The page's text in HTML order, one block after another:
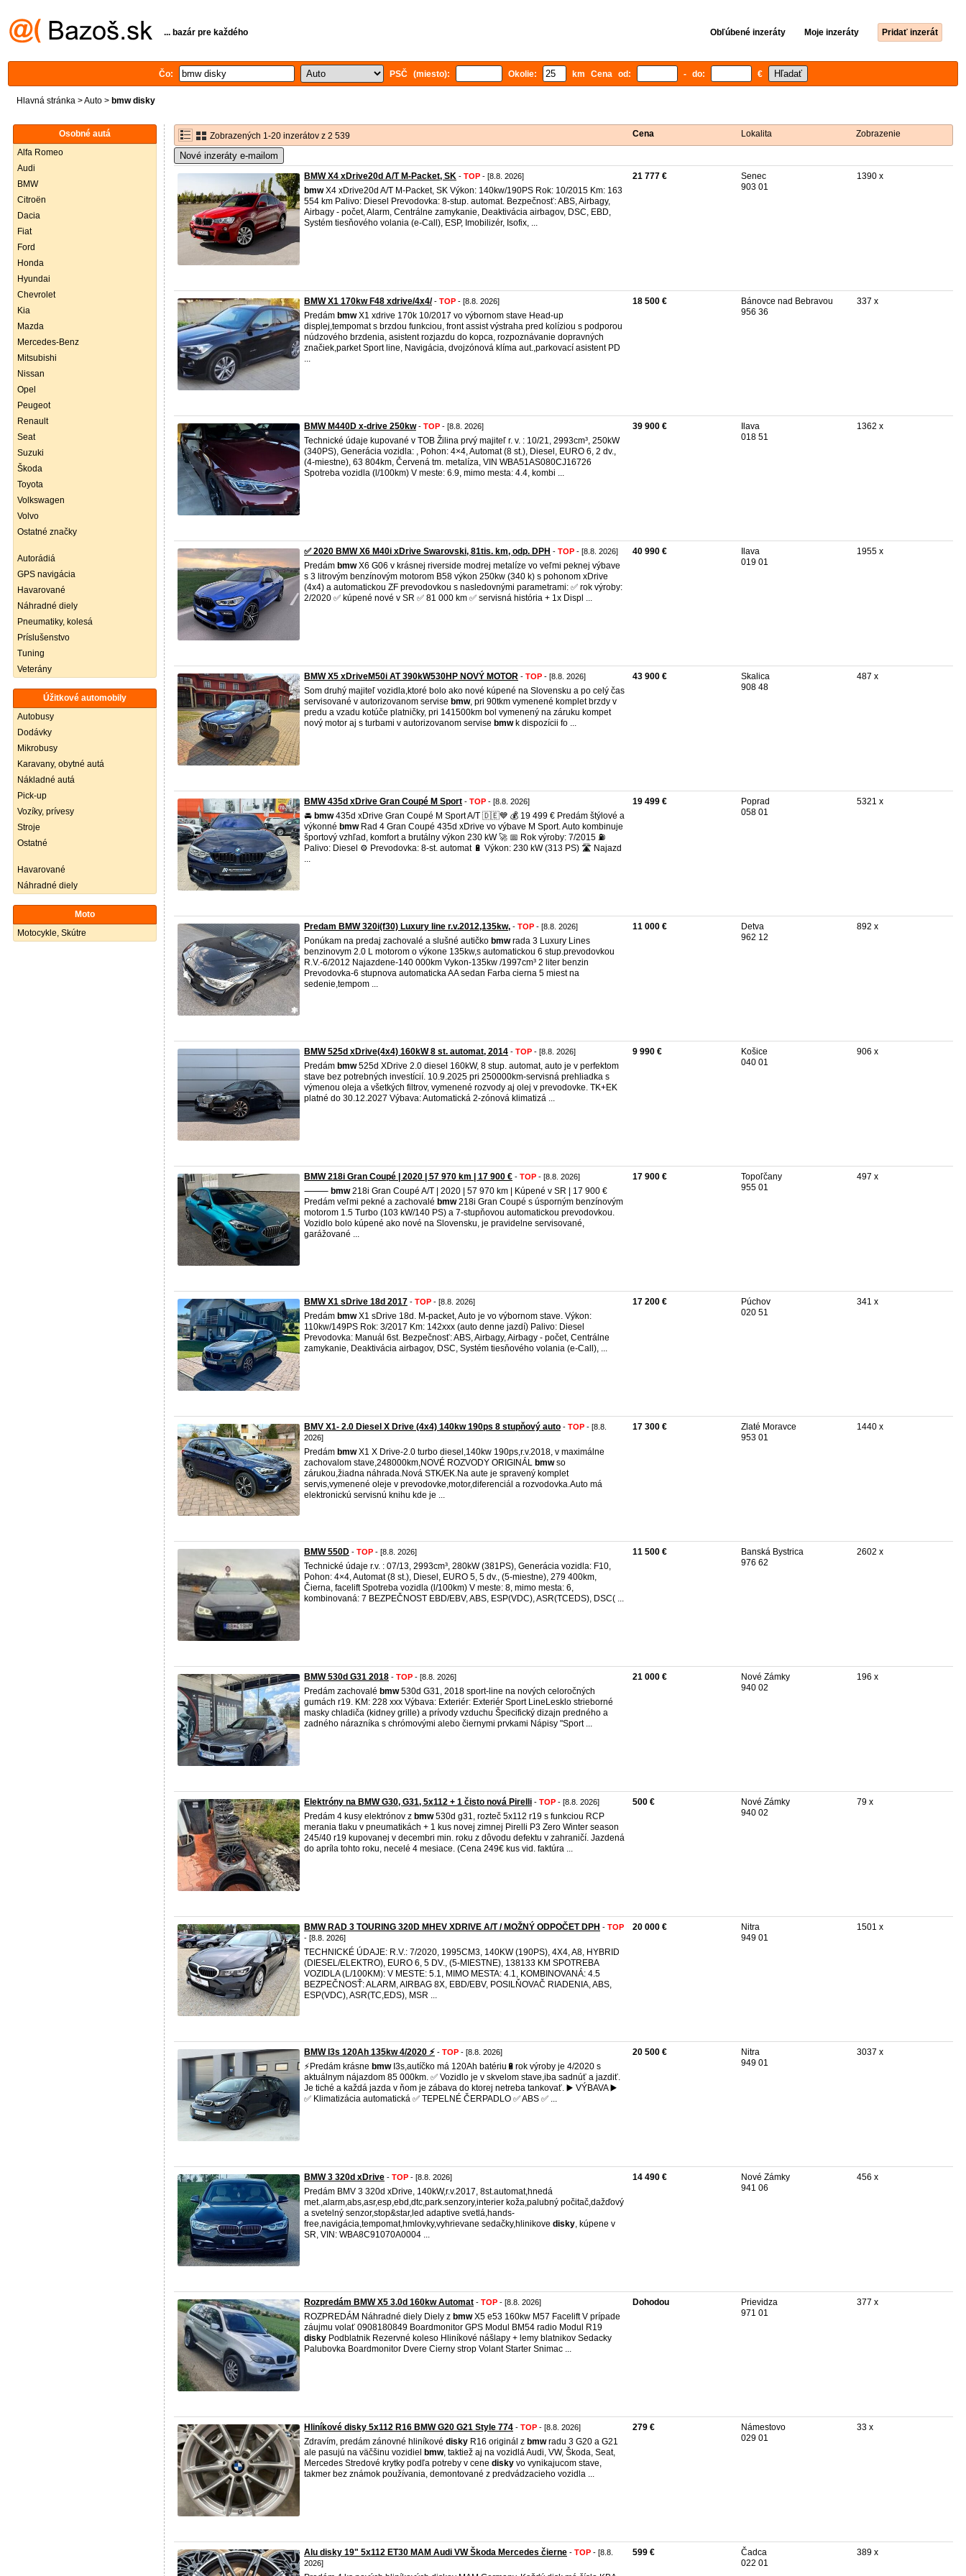
... bazár pre každého Obľúbené inzeráty Moje inzeráty Pridať inzerát
Čo: PSČ (miesto): Okolie: km Cena od: - do: €
Hlavná stránka >Auto > bmw disky
Osobné autá
Alfa Romeo
Audi
BMW
Citroën
Dacia
Fiat
Ford
Honda
Hyundai
Chevrolet
Kia
Mazda
Mercedes-Benz
Mitsubishi
Nissan
Opel
Peugeot
Renault
Seat
Suzuki
Škoda
Toyota
Volkswagen
Volvo
Ostatné značky
Autorádiá
GPS navigácia
Havarované
Náhradné diely
Pneumatiky, kolesá
Príslušenstvo
Tuning
Veterány
Úžitkové automobily
Autobusy
Dodávky
Mikrobusy
Karavany, obytné autá
Nákladné autá
Pick-up
Vozíky, prívesy
Stroje
Ostatné
Havarované
Náhradné diely
Moto
Motocykle, Skútre
Zobrazených 1-20 inzerátov z 2 539 Cena Lokalita Zobrazenie
Nové inzeráty e-mailom
BMW X4 xDrive20d A/T M-Packet, SK - TOP - [8.8. 2026]
bmwX4 xDrive20d A/T M-Packet, SK Výkon: 140kw/190PS Rok: 10/2015 Km: 163
554 km Palivo: Diesel Prevodovka: 8-stup. automat. Bezpečnosť: ABS, Airbagy,
Airbagy - počet, Alarm, Centrálne zamykanie, Deaktivácia airbagov, DSC, EBD,
Systém tiesňového volania (e-Call), ESP, Imobilizér, Isofix, ...
21 777 €
Senec
903 01
1390 x
BMW X1 170kw F48 xdrive/4x4/- TOP - [8.8. 2026]
Predám bmwX1 xdrive 170k 10/2017 vo výbornom stave Head-up
displej,tempomat s brzdou funkciou, front assist výstraha pred kolíziou s podporou
núdzového brzdenia, asistent rozjazdu do kopca, rozpoznávanie dopravných
značiek,parket Sport line, Navigácia, dvojzónová klíma aut.,parkovací asistent PD
...
18 500 €
Bánovce nad Bebravou
956 36
337 x
BMW M440D x-drive 250kw- TOP - [8.8. 2026]
Technické údaje kupované v TOB Žilina prvý majiteľ r. v. : 10/21, 2993cm³, 250kW
(340PS), Generácia vozidla: , Pohon: 4×4, Automat (8 st.), Diesel, EURO 6, 2 dv.,
(4-miestne), 63 804km, Červená tm. metalíza, VIN WBA51AS080CJ16726
Spotreba vozidla (l/100km) V meste: 6.9, mimo mesta: 4.4, kombi ...
39 900 €
Ilava
018 51
1362 x
✅ 2020 BMW X6 M40i xDrive Swarovski, 81tis. km, odp. DPH - TOP - [8.8. 2026]
Predám bmwX6 G06 v krásnej riverside modrej metalíze vo veľmi peknej výbave
s 3 litrovým benzínovým motorom B58 výkon 250kw (340 k) s pohonom xDrive
(4x4) a automatickou ZF prevodovkou s nasledovnými parametrami: ✅ rok výroby:
2/2020 ✅ kúpené nové v SR ✅ 81 000 km ✅ servisná história + 1x Displ ...
40 990 €
Ilava
019 01
1955 x
BMW X5 xDriveM50i AT 390kW530HP NOVÝ MOTOR - TOP - [8.8. 2026]
Som druhý majiteľ vozidla,ktoré bolo ako nové kúpené na Slovensku a po celý čas
servisované v autorizovanom servise bmw, pri 90tkm vymenené komplet brzdy v
predu a vzadu kotúče platničky, pri 141500km bol vymenený na záruku kompet
nový motor aj s turbami v autorizovanom servise bmwk dispozícii fo ...
43 900 €
Skalica
908 48
487 x
BMW 435d xDrive Gran Coupé M Sport - TOP - [8.8. 2026]
🚘 bmw435d xDrive Gran Coupé M Sport A/T 🇩🇪💙 💰 19 499 € Predám štýlové a
výkonné bmwRad 4 Gran Coupé 435d xDrive vo výbave M Sport. Auto kombinuje
športový vzhľad, komfort a brutálny výkon 230 kW 🚀 📅 Rok výroby: 7/2015 ⛽
Palivo: Diesel ⚙️ Prevodovka: 8-st. automat 🔋 Výkon: 230 kW (313 PS) 🛣️ Najazd
...
19 499 €
Poprad
058 01
5321 x
Predam BMW 320i(f30) Luxury line r.v.2012,135kw, - TOP - [8.8. 2026]
Ponúkam na predaj zachovalé a slušné autičko bmwrada 3 Luxury Lines
benzinovym 2.0 L motorom o výkone 135kw,s automatickou 6 stup.prevodovkou
R.V.-6/2012 Najazdene-140 000km Vykon-135kw /1997cm³ 2 liter benzin
Prevodovka-6 stupnova automaticka AA sedan Farba cierna 5 miest na
sedenie,tempom ...
11 000 €
Detva
962 12
892 x
BMW 525d xDrive(4x4) 160kW 8 st. automat, 2014 - TOP - [8.8. 2026]
Predám bmw525d XDrive 2.0 diesel 160kW, 8 stup. automat, auto je v perfektom
stave bez potrebných investícií. 10.9.2025 pri 250000km-servisná prehliadka s
výmenou oleja a všetkých filtrov, vymenené rozvody aj olej v prevodovke. TK+EK
platné do 30.12.2027 Výbava: Automatická 2-zónová klimatizá ...
9 990 €
Košice
040 01
906 x
BMW 218i Gran Coupé | 2020 | 57 970 km | 17 900 € - TOP - [8.8. 2026]
⸻ bmw218i Gran Coupé A/T | 2020 | 57 970 km | Kúpené v SR | 17 900 €
Predám veľmi pekné a zachovalé bmw218i Gran Coupé s úsporným benzínovým
motorom 1.5 Turbo (103 kW/140 PS) a 7-stupňovou automatickou prevodovkou.
Vozidlo bolo kúpené ako nové na Slovensku, je pravidelne servisované,
garážované ...
17 900 €
Topoľčany
955 01
497 x
BMW X1 sDrive 18d 2017 - TOP - [8.8. 2026]
Predám bmwX1 sDrive 18d. M-packet, Auto je vo výbornom stave. Výkon:
110kw/149PS Rok: 3/2017 Km: 142xxx (auto denne jazdí) Palivo: Diesel
Prevodovka: Manuál 6st. Bezpečnosť: ABS, Airbagy, Airbagy - počet, Centrálne
zamykanie, Deaktivácia airbagov, DSC, Systém tiesňového volania (e-Call), ...
17 200 €
Púchov
020 51
341 x
BMV X1- 2.0 Diesel X Drive (4x4) 140kw 190ps 8 stupňový auto - TOP - [8.8.
2026]
Predám bmwX1 X Drive-2.0 turbo diesel,140kw 190ps,r.v.2018, v maximálne
zachovalom stave,248000km,NOVÉ ROZVODY ORIGINÁL bmwso
zárukou,žiadna náhrada.Nová STK/EK.Na aute je spravený komplet
servis,vymenené oleje v prevodovke,motor,diferenciál a rozvodovka.Auto má
elektronickú servisnú knihu kde je ...
17 300 €
Zlaté Moravce
953 01
1440 x
BMW 550D - TOP - [8.8. 2026]
Technické údaje r.v. : 07/13, 2993cm³, 280kW (381PS), Generácia vozidla: F10,
Pohon: 4×4, Automat (8 st.), Diesel, EURO 5, 5 dv., (5-miestne), 279 400km,
Čierna, facelift Spotreba vozidla (l/100km) V meste: 8, mimo mesta: 6,
kombinovaná: 7 BEZPEČNOST EBD/EBV, ABS, ESP(VDC), ASR(TCEDS), DSC( ...
11 500 €
Banská Bystrica
976 62
2602 x
BMW 530d G31 2018 - TOP - [8.8. 2026]
Predám zachovalé bmw530d G31, 2018 sport-line na nových celoročných
gumách r19. KM: 228 xxx Výbava: Exteriér: Exteriér Sport LineLesklo strieborné
masky chladiča (kidney grille) a prívody vzduchu Špecifický dizajn predného a
zadného nárazníka s chrómovými alebo čiernymi prvkami Nápisy "Sport ...
21 000 €
Nové Zámky
940 02
196 x
Elektróny na BMW G30, G31, 5x112 + 1 čisto nová Pirelli - TOP - [8.8. 2026]
Predám 4 kusy elektrónov z bmw530d g31, rozteč 5x112 r19 s funkciou RCP
merania tlaku v pneumatikách + 1 kus novej zimnej Pirelli P3 Zero Winter season
245/40 r19 kupovanej v decembri min. roku z dôvodu defektu v zahraničí. Jazdená
do apríla tohto roku, necelé 4 mesiace. (Cena 249€ kus vid. faktúra ...
500 €
Nové Zámky
940 02
79 x
BMW RAD 3 TOURING 320D MHEV XDRIVE A/T / MOŽNÝ ODPOČET DPH - TOP
- [8.8. 2026]
TECHNICKÉ ÚDAJE: R.V.: 7/2020, 1995CM3, 140KW (190PS), 4X4, A8, HYBRID
(DIESEL/ELEKTRO), EURO 6, 5 DV., (5-MIESTNE), 138133 KM SPOTREBA
VOZIDLA (L/100KM): V MESTE: 5.1, MIMO MESTA: 4.1, KOMBINOVANÁ: 4.5
BEZPEČNOSŤ: ALARM, AIRBAG 8X, EBD/EBV, POSILŇOVAČ RIADENIA, ABS,
ESP(VDC), ASR(TC,EDS), MSR ...
20 000 €
Nitra
949 01
1501 x
BMW I3s 120Ah 135kw 4/2020 ⚡ - TOP - [8.8. 2026]
⚡Predám krásne bmwI3s,autíčko má 120Ah batériu🔋rok výroby je 4/2020 s
aktuálnym nájazdom 85 000km. ✅ Vozidlo je v skvelom stave,iba sadnúť a jazdiť.
Je tiché a každá jazda v ňom je zábava do ktorej netreba tankovať. ▶️ VÝBAVA ▶️
✅️ Klimatizácia automatická ✅️ TEPELNÉ ČERPADLO ✅️ ABS ✅️ ...
20 500 €
Nitra
949 01
3037 x
BMW 3 320d xDrive - TOP - [8.8. 2026]
Predám BMV 3 320d xDrive, 140kW,r.v.2017, 8st.automat,hnedá
met.,alarm,abs,asr,esp,ebd,dtc,park.senzory,interier koža,palubný počitač,dažďový
a svetelný senzor,stop&star,led adaptive svetlá,hands-
free,navigácia,tempomat,hmlovky,vyhrievane sedačky,hlinikove disky, kúpene v
SR, VIN: WBA8C91070A0004 ...
14 490 €
Nové Zámky
941 06
456 x
Rozpredám BMW X5 3.0d 160kw Automat - TOP - [8.8. 2026]
ROZPREDÁM Náhradné diely Diely z bmwX5 e53 160kw M57 Facelift V prípade
záujmu volať 0908180849 Boardmonitor GPS Modul BM54 radio Modul R19
disky Podblatnik Rezervné koleso Hliníkové nášlapy + lemy blatnikov Sedacky
Palubovka Boardmonitor Dvere Cierny strop Volant Starter Snimac ...
Dohodou
Prievidza
971 01
377 x
Hliníkové disky 5x112 R16 BMW G20 G21 Style 774 - TOP - [8.8. 2026]
Zdravím, predám zánovné hliníkové disky R16 originál z bmwradu 3 G20 a G21
ale pasujú na väčšinu vozidiel
bmw, taktiež aj na vozidlá Audi, VW, Škoda, Seat,
Mercedes Stredové krytky podľa potreby v cene disky vo vynikajucom stave,
takmer bez známok používania, demontované z predvádzacieho vozidla ...
279 €
Námestovo
029 01
33 x
Alu disky 19" 5x112 ET30 MAM Audi VW Škoda Mercedes čierne - TOP - [8.8.
2026]
599 €
Čadca
022 01
389 x